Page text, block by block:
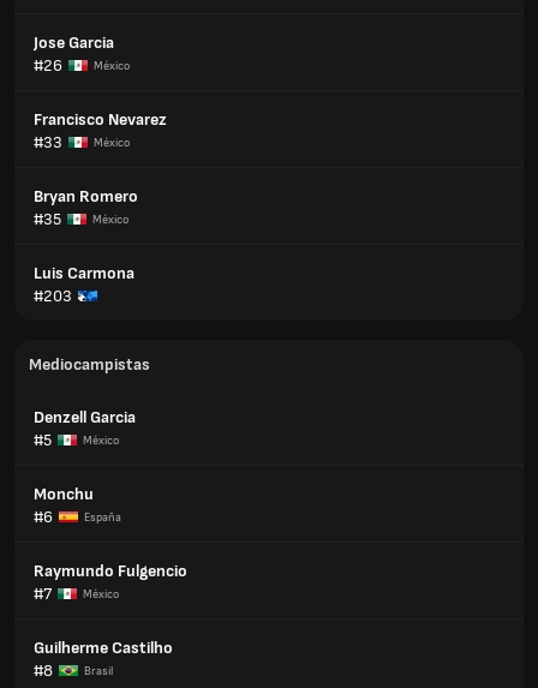
Jose Garcia
#26
México
Francisco Nevarez
#33
México
Bryan Romero
#35
México
Luis Carmona
#203
Mediocampistas
Denzell Garcia
#5
México
Monchu
#6
España
Raymundo Fulgencio
#7
México
Guilherme Castilho
#8
Brasil